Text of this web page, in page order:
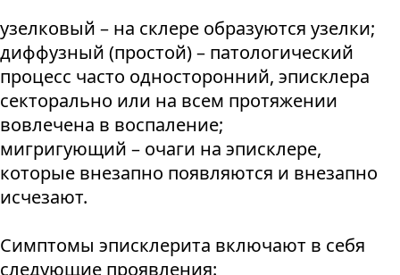
узелковый – на склере образуются узелки;
диффузный (простой) – патологический
процесс часто односторонний, эписклера
секторально или на всем протяжении
вовлечена в воспаление;
мигригующий – очаги на эписклере,
которые внезапно появляются и внезапно
исчезают.
Симптомы эписклерита включают в себя
следующие проявления: